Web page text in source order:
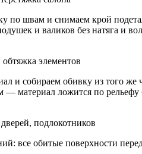
по швам и снимаем крой
и валиков без натяга и
элементов
и собираем обивку из того же
— материал ложится по
подлокотников
все обитые поверхности